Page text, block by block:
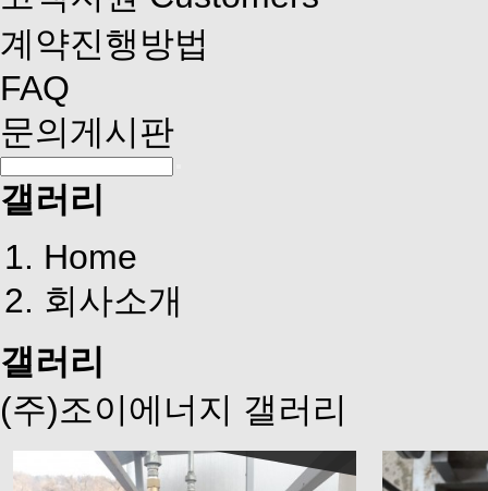
계약진행방법
FAQ
문의게시판
갤러리
Home
회사소개
갤러리
(주)조이에너지 갤러리
기화기는...